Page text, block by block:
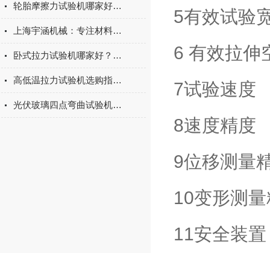
轮胎摩擦力试验机哪家好？上海宇涵试验机综合评测
上海宇涵机械：专注材料力学检测，电池片拉力试验机助力光伏品质管控
卧式拉力试验机哪家好？2026年国产实力厂家实测推荐
高低温拉力试验机选购指南：聚焦上海宇涵的技术实力与可靠方案
光伏玻璃四点弯曲试验机的重要性
5有效试
6 有效
7试验速
8速度精
9位移测
10变形
11安全